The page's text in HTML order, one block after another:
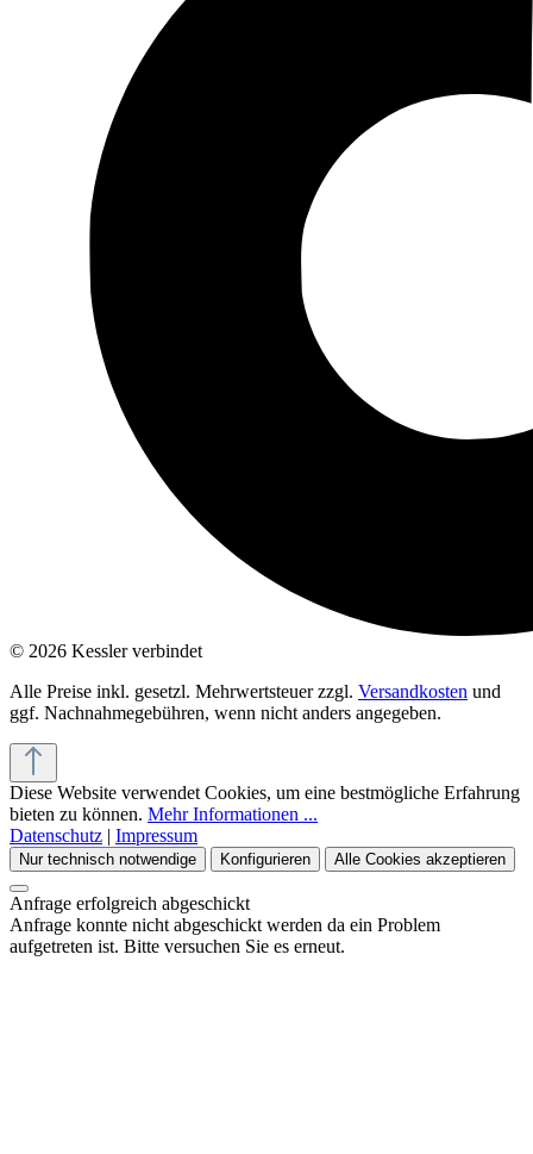
© 2026 Kessler verbindet
Alle Preise inkl. gesetzl. Mehrwertsteuer zzgl. Versandkosten und
ggf. Nachnahmegebühren, wenn nicht anders angegeben.
Diese Website verwendet Cookies, um eine bestmögliche Erfahrung
bieten zu können. Mehr Informationen ...
Datenschutz | Impressum
Nur technisch notwendige Konfigurieren Alle Cookies akzeptieren
Anfrage erfolgreich abgeschickt
Anfrage konnte nicht abgeschickt werden da ein Problem
aufgetreten ist. Bitte versuchen Sie es erneut.